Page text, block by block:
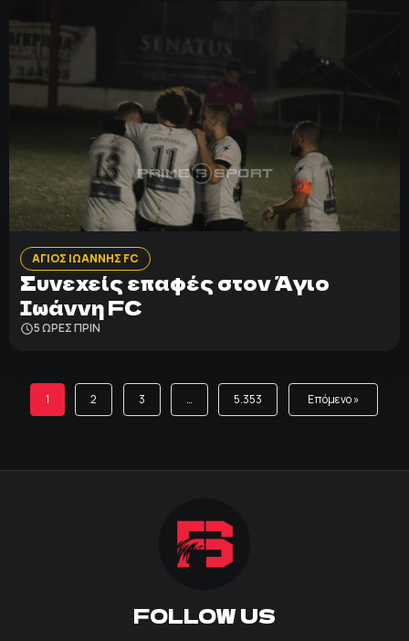
ΑΓΙΟΣ ΙΩΑΝΝΗΣ FC
Συνεχείς επαφές στον Άγιο
Ιωάννη FC
5 ΩΡΕΣ ΠΡΙΝ
1 2 3 … 5.353 Επόμενο »
FOLLOW US